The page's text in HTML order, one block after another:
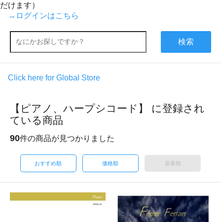
だけます）
→ログインはこちら
検索
Click here for Global Store
【ピアノ、ハープシコード】 に登録され
ている商品
90件の商品が見つかりました
おすすめ順 価格順 新着順